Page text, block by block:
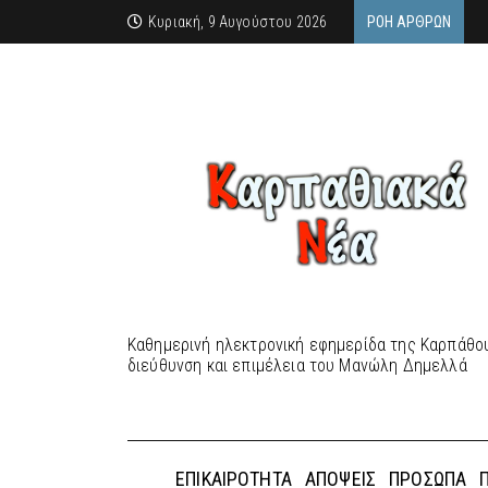
Κυριακή, 9 Αυγούστου 2026 ΡΟΉ ΆΡΘΡΩΝ
Καθημερινή ηλεκτρονική εφημερίδα της
διεύθυνση και επιμέλεια του Μανώλη Δημελλά
ΕΠΙΚΑΙΡΌΤΗΤΑ ΑΠΌΨΕΙΣ ΠΡΌΣΩΠΑ